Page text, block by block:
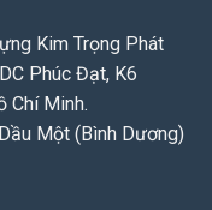
Kim Trọng Phát
Phúc Đạt, K6
Chí Minh.
Một (Bình Dương)